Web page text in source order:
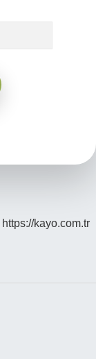
https://kayo.com.tr